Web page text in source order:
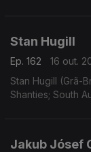
Stan Hugill
Ep. 162
16 out.
Stan Hugill (Grã-
Shanties; South
Jakub Jósef